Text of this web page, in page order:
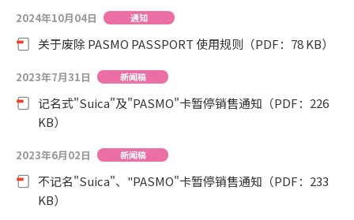
2024年10月04日 通知
关于废除 PASMO PASSPORT 使用规则（PDF：78 KB）
2023年7月31日 新闻稿
记名式"Suica"及"PASMO"卡暂停销售通知（PDF：226
KB）
2023年6月02日 新闻稿
不记名"Suica"、"PASMO"卡暂停销售通知（PDF：233
KB）